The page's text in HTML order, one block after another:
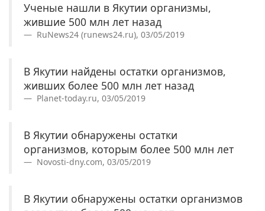
Ученые нашли в Якутии организмы,
жившие 500 млн лет назад
RuNews24 (runews24.ru), 03/05/2019
В Якутии найдены остатки организмов,
живших более 500 млн лет назад
Planet-today.ru, 03/05/2019
В Якутии обнаружены остатки
организмов, которым более 500 млн лет
Novosti-dny.com, 03/05/2019
В Якутии обнаружены остатки организмов